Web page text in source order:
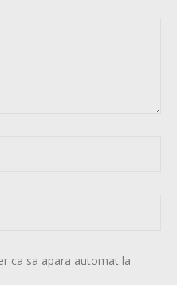
ca sa apara automat la